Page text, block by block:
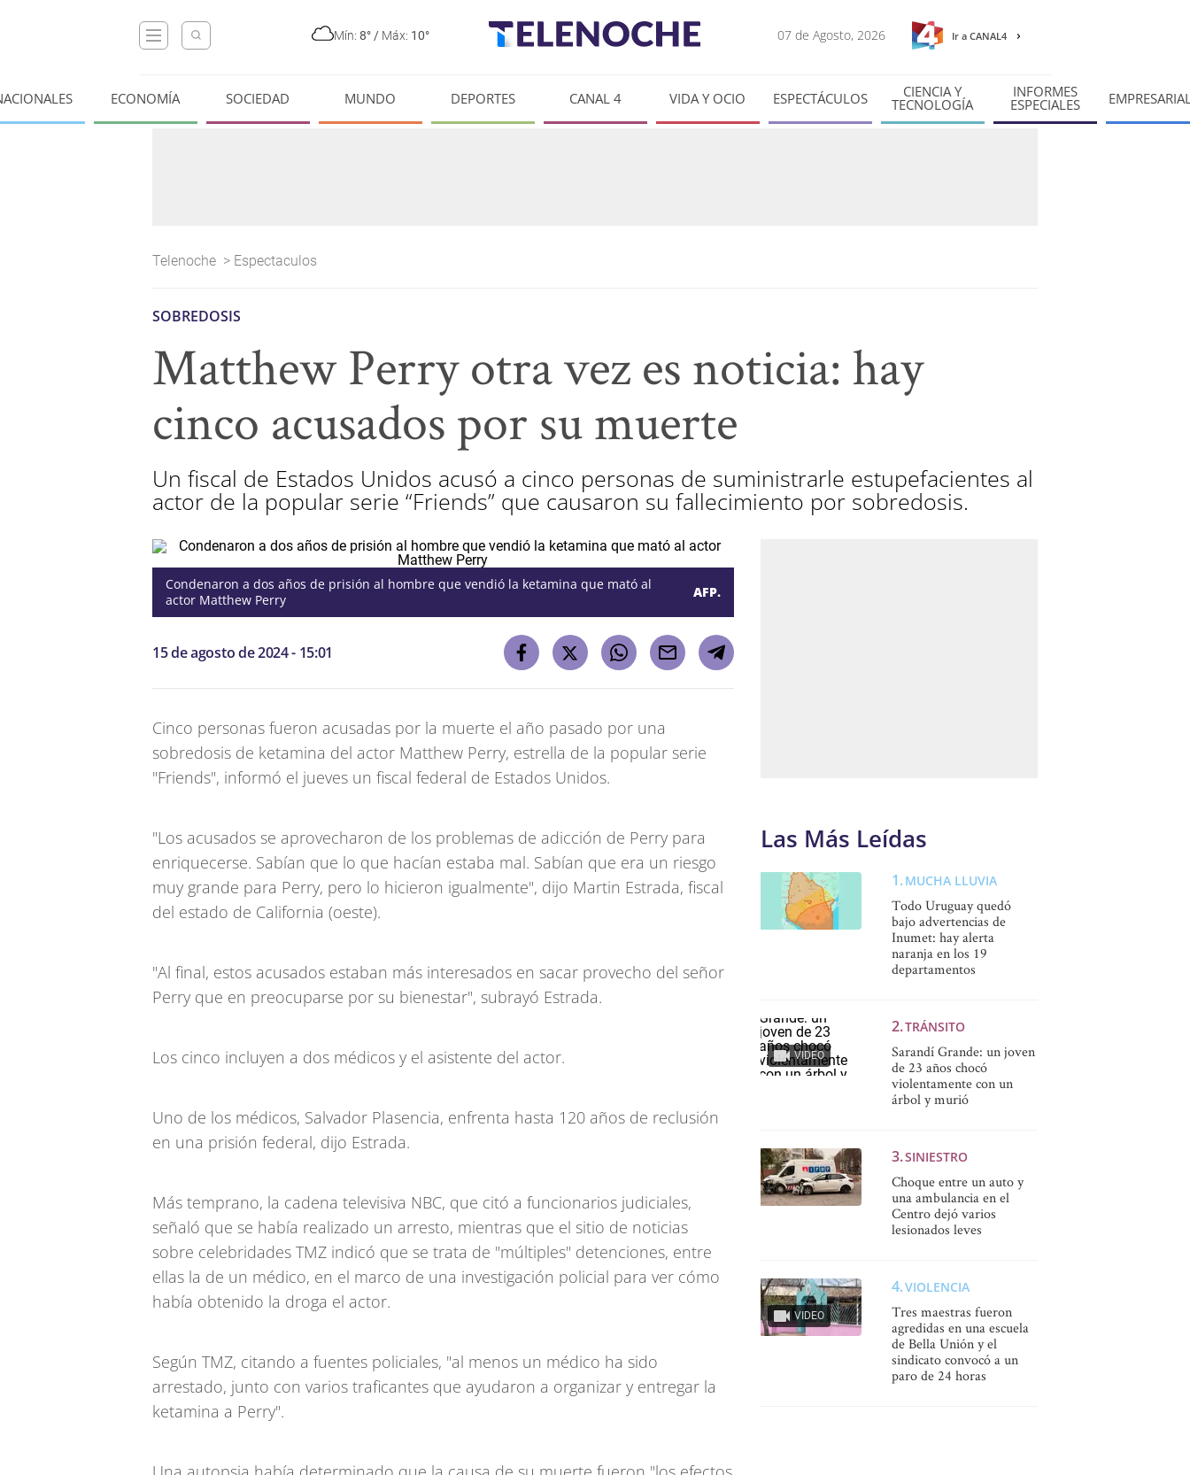
Mín: 8° / Máx: 10° 07 de Agosto, 2026 Ir a CANAL4
ECONOMÍA SOCIEDAD MUNDO DEPORTES CANAL 4 VIDA Y OCIO ESPECTÁCULOS CIENCIA Y
TECNOLOGÍA
INFORMES
ESPECIALES
Telenoche > Espectaculos
SOBREDOSIS
Matthew Perry otra vez es noticia: hay
cinco acusados por su muerte
Un fiscal de Estados Unidos acusó a cinco personas de suministrarle estupefacientes al
actor de la popular serie “Friends” que causaron su fallecimiento por sobredosis.
Condenaron a dos años de prisión al hombre que vendió la ketamina que mató al
actor Matthew Perry
AFP.
15 de agosto de 2024 - 15:01
Cinco personas fueron acusadas por la muerte el año pasado por una
sobredosis de ketamina del actor Matthew Perry, estrella de la popular serie
"Friends", informó el jueves un fiscal federal de Estados Unidos.
"Los acusados se aprovecharon de los problemas de adicción de Perry para
enriquecerse. Sabían que lo que hacían estaba mal. Sabían que era un riesgo
muy grande para Perry, pero lo hicieron igualmente", dijo Martin Estrada, fiscal
del estado de California (oeste).
"Al final, estos acusados estaban más interesados en sacar provecho del señor
Perry que en preocuparse por su bienestar", subrayó Estrada.
Los cinco incluyen a dos médicos y el asistente del actor.
Uno de los médicos, Salvador Plasencia, enfrenta hasta 120 años de reclusión
en una prisión federal, dijo Estrada.
Más temprano, la cadena televisiva NBC, que citó a funcionarios judiciales,
señaló que se había realizado un arresto, mientras que el sitio de noticias
sobre celebridades TMZ indicó que se trata de "múltiples" detenciones, entre
ellas la de un médico, en el marco de una investigación policial para ver cómo
había obtenido la droga el actor.
Según TMZ, citando a fuentes policiales, "al menos un médico ha sido
arrestado, junto con varios traficantes que ayudaron a organizar y entregar la
ketamina a Perry".
Las Más Leídas
MUCHA LLUVIA
Todo Uruguay quedó
bajo advertencias de
Inumet: hay alerta
naranja en los 19
departamentos
VIDEO
TRÁNSITO
Sarandí Grande: un joven
de 23 años chocó
violentamente con un
árbol y murió
SINIESTRO
Choque entre un auto y
una ambulancia en el
Centro dejó varios
lesionados leves
VIDEO
VIOLENCIA
Tres maestras fueron
agredidas en una escuela
de Bella Unión y el
sindicato convocó a un
paro de 24 horas